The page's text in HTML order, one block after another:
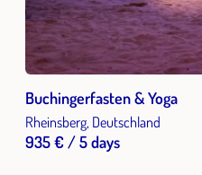
Buchingerfasten & Yoga
Rheinsberg, Deutschland
935 € / 5 days